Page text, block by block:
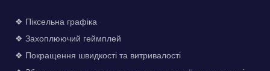
❖ Піксельна графіка
❖ Захоплюючий геймплей
❖ Покращення швидкості та витривалості